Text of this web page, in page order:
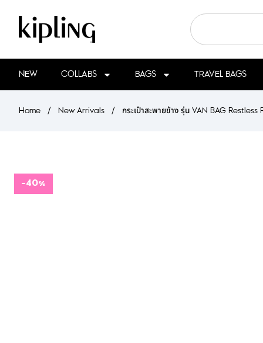
NEW COLLABS BAGS TRAVEL BAGS
Home / New Arrivals / กระเป๋าสะพายข้าง รุ่น VAN BAG Restless
-40%